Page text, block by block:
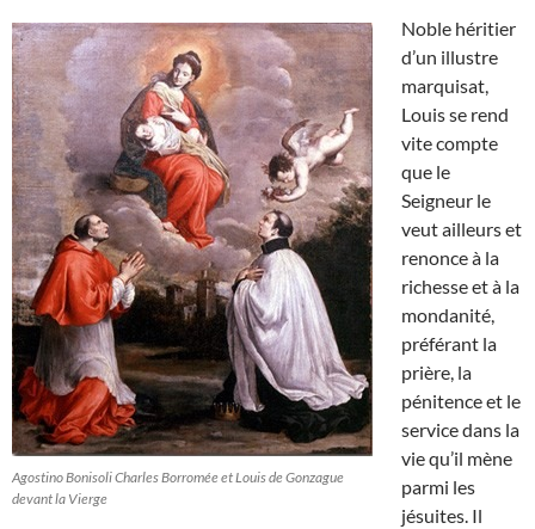
Agostino Bonisoli Charles Borromée et Louis de Gonzague
devant la Vierge
Noble héritier
d’un illustre
marquisat,
Louis se rend
vite compte
que le
Seigneur le
veut ailleurs et
renonce à la
richesse et à la
mondanité,
préférant la
prière, la
pénitence et le
service dans la
vie qu’il mène
parmi les
jésuites. Il